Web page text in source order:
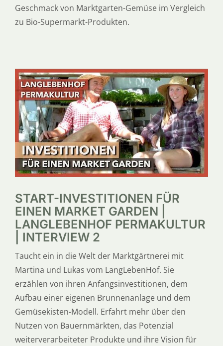
Geschmack von Marktgarten-Gemüse im Vergleich
zu Bio-Supermarkt-Produkten.
START-INVESTITIONEN FÜR
EINEN MARKET GARDEN |
LANGLEBENHOF PERMAKULTUR
| INTERVIEW 2
Taucht ein in die Welt der Marktgärtnerei mit
Martina und Lukas vom LangLebenHof. Sie
erzählen von ihren Anfangsinvestitionen, dem
Aufbau einer eigenen Brunnenanlage und dem
Gemüsekisten-Modell. Erfahrt mehr über den
Nutzen von Bauernmärkten, das Potenzial
weiterverarbeiteter Produkte und ihre Vision für